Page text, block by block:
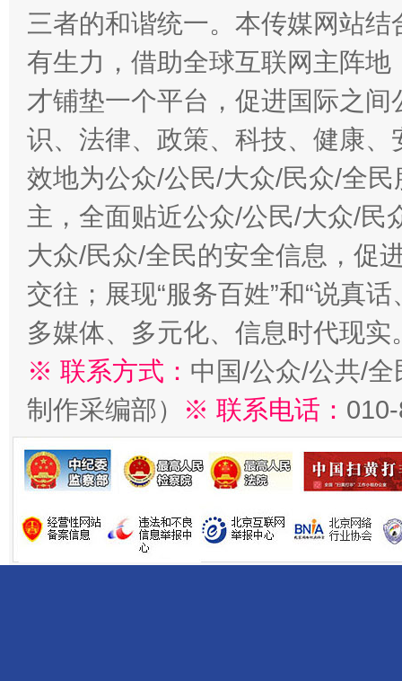
三者的和谐统一。本传媒网站
有生力，借助全球互联网主阵
才铺垫一个平台，促进国际之
识、法律、政策、科技、健康
效地为公众/公民/大众/民众/全
主，全面贴近公众/公民/大众/民
大众/民众/全民的安全信息，促
交往；展现“服务百姓”和“说真
多媒体、多元化、信息时代现实
※ 联系方式： 中国/公众/公共/
制作采编部）
※ 联系电话：